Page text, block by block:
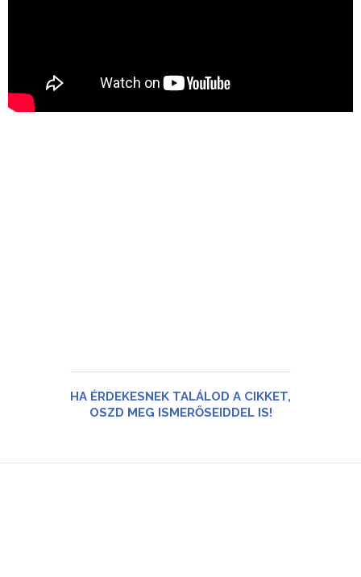
HA ÉRDEKESNEK TALÁLOD A CIKKET,
OSZD MEG ISMERŐSEIDDEL IS!